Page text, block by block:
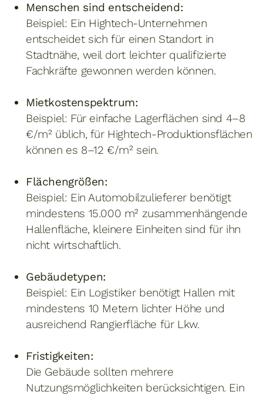
Menschen sind entscheidend:
Beispiel: Ein Hightech-Unternehmen
entscheidet sich für einen Standort in
Stadtnähe, weil dort leichter qualifizierte
Fachkräfte gewonnen werden können.
Mietkostenspektrum:
Beispiel: Für einfache Lagerflächen sind 4–8
€/m² üblich, für Hightech-Produktionsflächen
können es 8–12 €/m² sein.
Flächengrößen:
Beispiel: Ein Automobilzulieferer benötigt
mindestens 15.000 m² zusammenhängende
Hallenfläche, kleinere Einheiten sind für ihn
nicht wirtschaftlich.
Gebäudetypen:
Beispiel: Ein Logistiker benötigt Hallen mit
mindestens 10 Metern lichter Höhe und
ausreichend Rangierfläche für Lkw.
Fristigkeiten:
Die Gebäude sollten mehrere
Nutzungsmöglichkeiten berücksichtigen. Ein